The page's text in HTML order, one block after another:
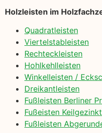
Holzleisten im
Quadratleisten
Viertelstableisten
Rechteckleisten
Hohlkehlleisten
Winkelleisten /
Dreikantleisten
Fußleisten Berliner
Fußeisten Keilgezinkt
Fußleisten